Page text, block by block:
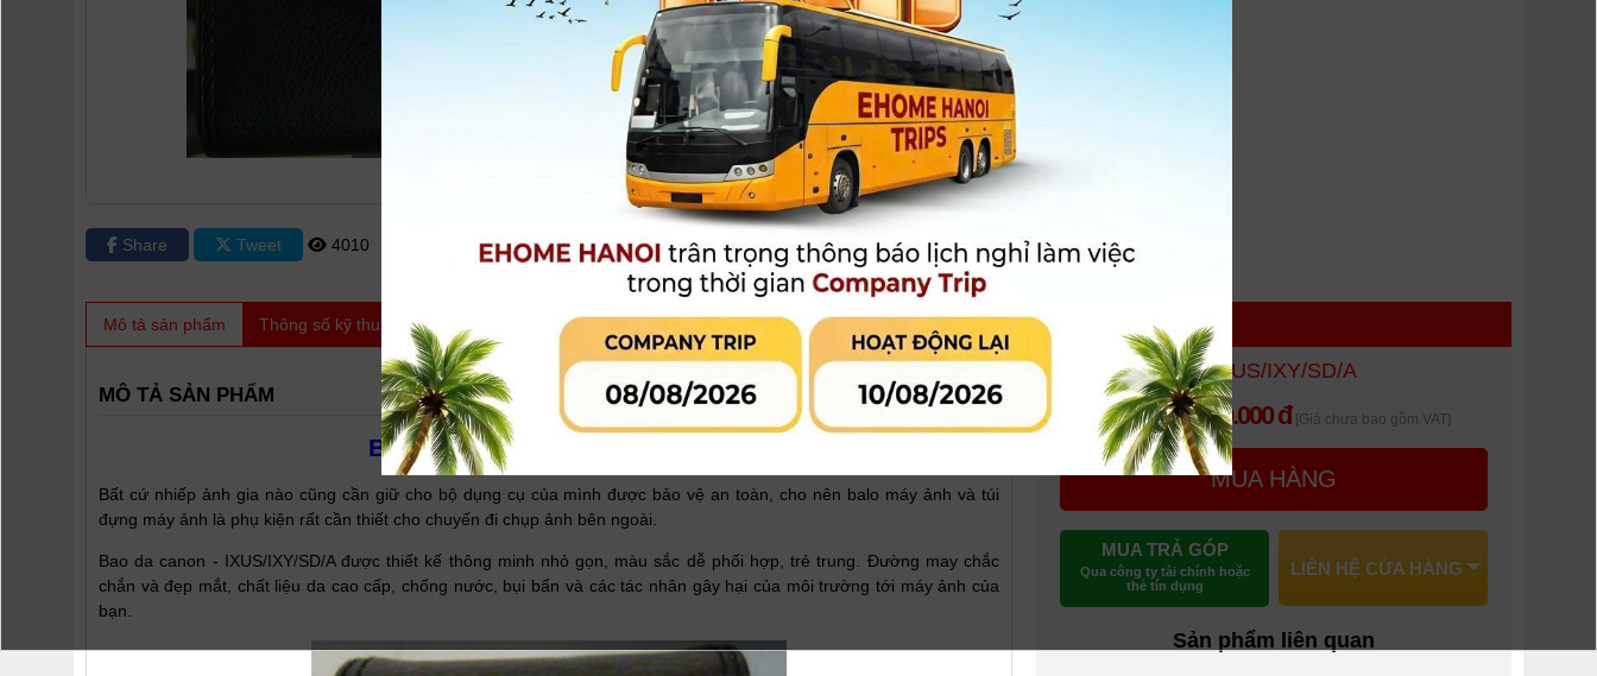
Share Tweet 4010
Giá khuyến mại: 100.000 đ [Giá chưa bao gồm VAT]
Mô tả sản phẩm Thông số kỹ thuật Video Sản phẩm đang khuyến mại Đánh giá sản phẩm
MÔ TẢ SẢN PHẨM
Bao da canon - IXUS/IXY/SD/A
Bất cứ nhiếp ảnh gia nào cũng cần giữ cho bộ dụng cụ của mình được bảo vệ an toàn, cho nên balo máy ảnh và túi
đựng máy ảnh là phụ kiện rất cần thiết cho chuyến đi chụp ảnh bên ngoài.
Bao da canon - IXUS/IXY/SD/A được thiết kế thông minh nhỏ gọn, màu sắc dễ phối hợp, trẻ trung. Đường may chắc
chắn và đẹp mắt, chất liệu da cao cấp, chống nước, bụi bẩn và các tác nhân gây hại của môi trường tới máy ảnh của
bạn.
Bao da canon - IXUS/IXY/SD/A
Giá khuyến mại: 100.000 đ [Giá chưa bao gồm VAT]
MUA HÀNG
MUA TRẢ GÓP
Qua công ty tài chính hoặc
thẻ tín dụng
LIÊN HỆ CỬA HÀNG
Sản phẩm liên quan